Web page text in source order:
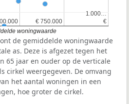
€ 750.000
€ 750.000 €
€
1.000…
1.000…
woningwaarde
de gemiddelde woningwaarde
as. Deze is afgezet tegen het
65 jaar en ouder op de verticale
cirkel weergegeven. De omvang
het aantal woningen in een
hoe groter de cirkel.